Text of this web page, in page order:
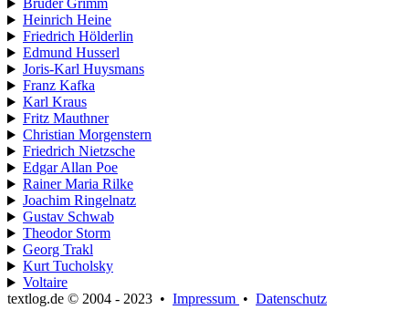
Brüder Grimm
Heinrich Heine
Friedrich Hölderlin
Edmund Husserl
Joris-Karl Huysmans
Franz Kafka
Karl Kraus
Fritz Mauthner
Christian Morgenstern
Friedrich Nietzsche
Edgar Allan Poe
Rainer Maria Rilke
Joachim Ringelnatz
Gustav Schwab
Theodor Storm
Georg Trakl
Kurt Tucholsky
Voltaire
textlog.de © 2004 - 2023 • Impressum • Datenschutz